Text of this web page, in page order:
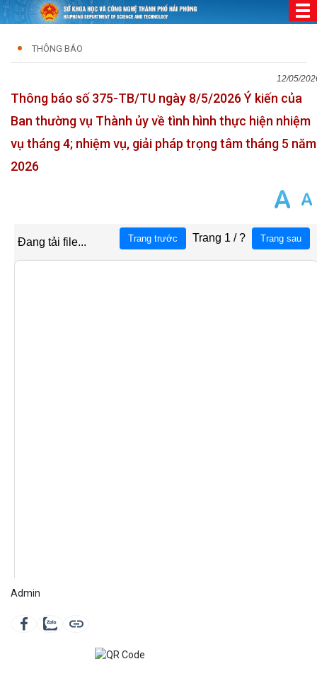
THÔNG BÁO
12/05/
Thông báo số 375-TB/TU ngày 8/5/2026 Ý kiến của
Ban thường vụ Thành ủy về tình hình thực hiện nhiệm
vụ tháng 4; nhiệm vụ, giải pháp trọng tâm tháng 5 năm
2026
Admin